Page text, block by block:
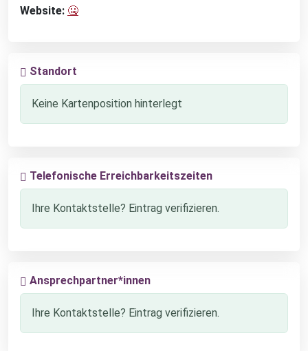
Website: 🤐
Standort
Keine Kartenposition hinterlegt
Telefonische Erreichbarkeitszeiten
Ihre Kontaktstelle? Eintrag verifizieren.
Ansprechpartner*innen
Ihre Kontaktstelle? Eintrag verifizieren.